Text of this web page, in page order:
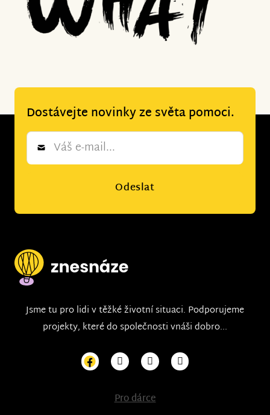
Dostávejte novinky ze světa pomoci.
Newsletter
Odeslat
Jsme tu pro lidi v těžké životní situaci. Podporujeme
projekty, které do společnosti vnáši dobro...
Pro dárce